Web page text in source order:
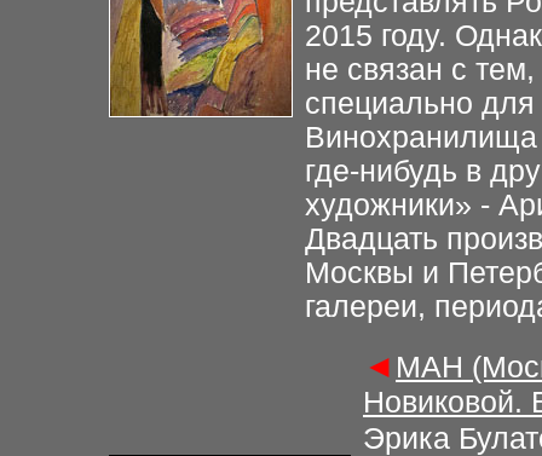
2015 году.
не связан с
специально
Винохранилища
где-нибудь в
художники» -
Двадцать
Москвы и
галереи,
◄ МАН
Новиковой.
Эрика